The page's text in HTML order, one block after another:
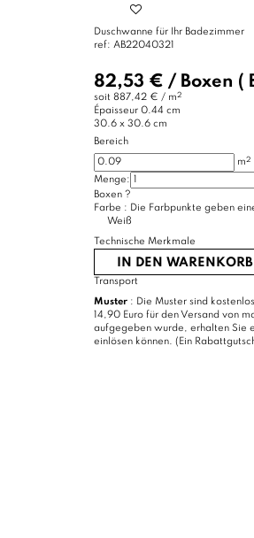
Duschwanne für Ihr Badezimmer
ref: AB22040321
82,53 € / Boxen (
soit 887,42 € / m2
Épaisseur 0.44 cm
30.6 x 30.6 cm
Bereich
m2
Menge:
Boxen ?
Farbe : Die Farbpunkte geben
Weiß
Technische Merkmale
IN DEN WARENKORB
Transport
Muster: Die Muster sind
14,90 Euro für den Versand von
aufgegeben wurde, erhalten Sie
einlösen können. (Ein